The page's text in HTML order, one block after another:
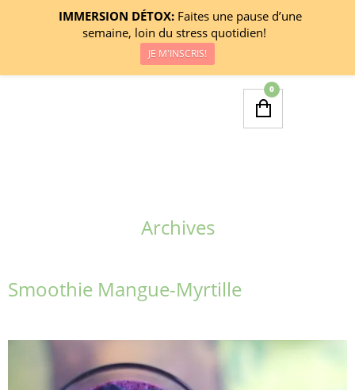
0
Archives
Smoothie Mangue-Myrtille
IMMERSION DÉTOX: Faites une pause d’une
semaine, loin du stress quotidien!
JE M'INSCRIS!